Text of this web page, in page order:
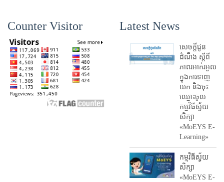
Counter Visitor Latest News
សេចក្តីជូន
ដំណឹង ស្តី​ពី
ភាព​រអាក់រអួល​
ក្នុងការ​ទាញ​
យក និង​ចុះ​
ឈ្មោះ​ចូល​
កម្មវិធី​ស្វ័យ
សិក្សា
«MoEYS E-
Learning»
កម្មវិធីស្វ័យ
សិក្សា
«MoEYS E-